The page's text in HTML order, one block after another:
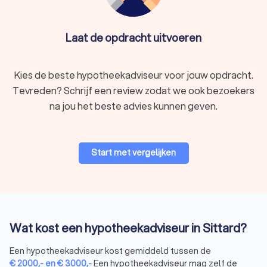
gemaakte oplossing.
afhandeling, een hypotheekadviseur in Sittard helpt je bij
Soorten hypotheekadviseurs in Sittard
Er zijn verschillende soorten hypotheekadviseurs in Sittard,
hypotheekadvies en vergelijkt hypotheken van
verschillende aanbieders.
Een onafhankelijke hypotheekadviseur biedt een belangrijk
voordeel: hij vergelijkt meerdere aanbieders om de beste
deal te vinden. Een hypotheekcoach richt zich daarentegen
Laat de opdracht uitvoeren
Kies de beste hypotheekadviseur voor jouw opdracht.
Tevreden? Schrijf een review zodat we ook bezoekers
na jou het beste advies kunnen geven.
Start met vergelijken
Wat kost een hypotheekadviseur in Sittard?
Een hypotheekadviseur kost gemiddeld tussen de
€2000,- en€3000,-Een hypotheekadviseur mag zelf de